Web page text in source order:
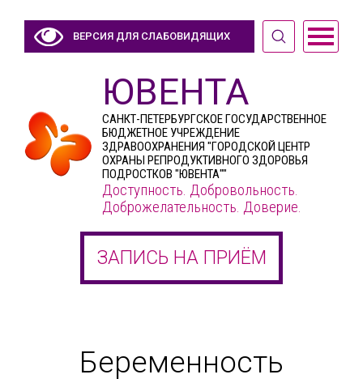
ВЕРСИЯ ДЛЯ СЛАБОВИДЯЩИХ
ЮВЕНТА
САНКТ-ПЕТЕРБУРГСКОЕ ГОСУДАРСТВЕННОЕ
БЮДЖЕТНОЕ УЧРЕЖДЕНИЕ
ЗДРАВООХРАНЕНИЯ "ГОРОДСКОЙ ЦЕНТР
ОХРАНЫ РЕПРОДУКТИВНОГО ЗДОРОВЬЯ
ПОДРОСТКОВ "ЮВЕНТА""
Доступность. Добровольность.
Доброжелательность. Доверие.
ЗАПИСЬ НА ПРИЁМ
Беременность